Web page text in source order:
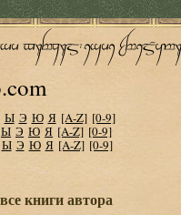
Ы Э Ю Я [A-Z] [0-9]
Ы Э Ю Я [A-Z] [0-9]
Ы Э Ю Я [A-Z] [0-9]
книги автора